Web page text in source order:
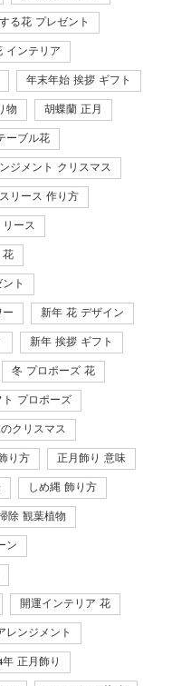
る花 プレゼント
インテリア
年末年始 挨拶 ギフト
物 胡蝶蘭 正月
ーブル花
ジメント クリスマス
リース 作り方
ース
花
ト
ー 新年 花 デザイン
新年 挨拶 ギフト
冬 プロポーズ 花
ト プロポーズ
のクリスマス
り方 正月飾り 意味
しめ縄 飾り方
除 観葉植物
ン
開運インテリア 花
レンジメント
正月飾り